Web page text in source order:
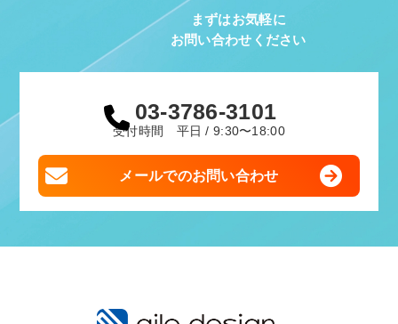
まずはお気軽に
お問い合わせください
03-3786-3101
受付時間 平日 / 9:30〜18:00
メールでのお問い合わせ